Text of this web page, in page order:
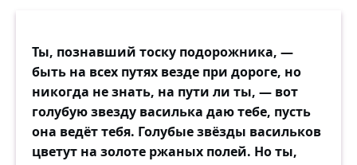
Ты, познавший тоску подорожника, —
быть на всех путях везде при дороге, но
никогда не знать, на пути ли ты, — вот
голубую звезду василька даю тебе, пусть
она ведёт тебя. Голубые звёзды васильков
цветут на золоте ржаных полей. Но ты,